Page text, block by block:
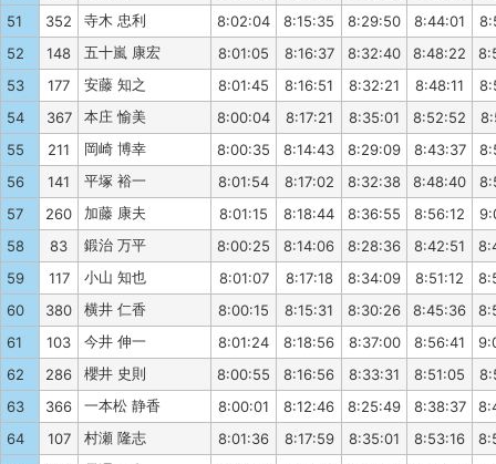
51
352 寺木 忠利 8:02:04 8:15:35 8:29:50 8:44:01
52
148 五十嵐 康宏 8:01:05 8:16:37 8:32:40 8:48:22
53
177 安藤 知之 8:01:45 8:16:51 8:32:21 8:48:11
54
367 本庄 愉美 8:00:04 8:17:21 8:35:01 8:52:52
55
211 岡崎 博幸 8:00:35 8:14:43 8:29:09 8:43:37
56
141 平塚 裕一 8:01:54 8:17:02 8:32:38 8:48:40
57
260 加藤 康夫 8:01:15 8:18:44 8:36:55 8:56:12
58
83 鍛治 万平 8:00:25 8:14:06 8:28:36 8:42:51
59
117 小山 知也 8:01:07 8:17:18 8:34:09 8:51:12
60
380 横井 仁香 8:00:15 8:15:31 8:30:26 8:45:36
61
103 今井 伸一 8:01:24 8:18:56 8:37:00 8:56:41
62
286 櫻井 史則 8:00:55 8:16:56 8:33:31 8:51:05
63
366 一本松 静香 8:00:01 8:12:46 8:25:49 8:38:37
64
107 村瀬 隆志 8:01:36 8:17:59 8:35:01 8:53:16